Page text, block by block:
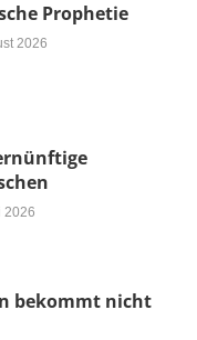
Prophetie
2026
2026
bekommt nicht